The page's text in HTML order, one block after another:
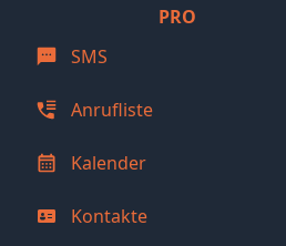
PRO
SMS
Anrufliste
Kalender
Kontakte